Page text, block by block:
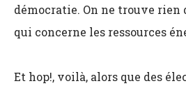
démocratie. On ne trouve rien
qui concerne les ressources
Et hop!, voilà, alors que des